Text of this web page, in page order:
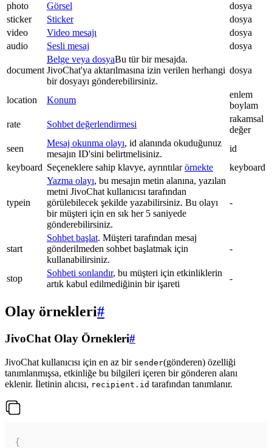
photo
Görsel
dosya
sticker
Sticker
dosya
video
Video mesajı
dosya
audio
Sesli mesaj dosya
document
Belge veya dosyaBu tür bir mesajda.
JivoChat'ya aktarılmasına izin verilen herhangi
bir dosyayı gönderebilirsiniz.
dosya
location Konum
enlem
boylam
rate
Sohbet değerlendirmesi
rakamsal
değer
seen
Mesaj okunma olayı, id alanında okuduğunuz
mesajın ID'sini belirtmelisiniz.
id
keyboard Seçeneklere sahip klavye, ayrıntılarörnekte keyboard
typein
Yazma olayı, bu mesajın metin alanına, yazılan
metni JivoChat kullanıcısı tarafından
görülebilecek şekilde yazabilirsiniz. Bu olayı
bir müşteri için en sık her 5 saniyede
gönderebilirsiniz.
-
start
Sohbet başlat. Müşteri tarafından mesaj
gönderilmeden sohbet başlatmak için
kullanabilirsiniz.
-
stop
Sohbeti sonlandır, bu müşteri için etkinliklerin
artık kabul edilmediğinin bir işareti
-
Olay örnekleri#
JivoChat Olay Örnekleri#
JivoChat kullanıcısı için en az bir sender(gönderen) özelliği
tanımlanmışsa, etkinliğe bu bilgileri içeren bir gönderen alanı
eklenir. İletinin alıcısı, recipient.id tarafından tanımlanır.
{